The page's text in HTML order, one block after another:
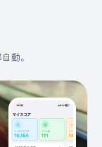
動。